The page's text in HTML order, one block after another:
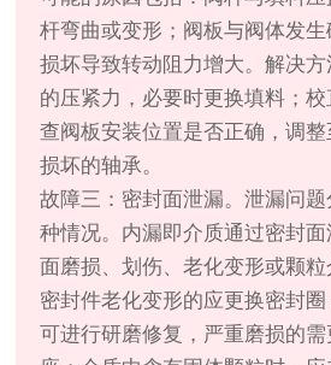
杆弯曲或变形；阀板与阀体发
损坏导致转动阻力增大。解决
的压紧力，必要时更换填料；
查阀板安装位置是否正确，调
损坏的轴承。
故障三：密封面泄漏。泄漏问
种情况。内漏即介质通过密封
面磨损、划伤、老化变形或颗
密封件老化变形的应更换密封
可进行研磨修复，严重磨损的